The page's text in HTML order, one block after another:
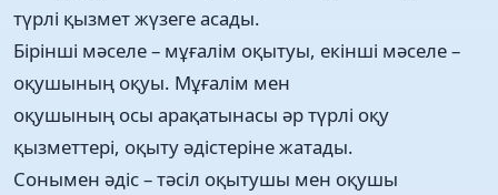
түрлі қызмет жүзеге асады.
Бірінші мәселе – мұғалім оқытуы, екінші мәселе –
оқушының оқуы. Мұғалім мен
оқушының осы арақатынасы әр түрлі оқу
қызметтері, оқыту әдістеріне жатады.
Сонымен әдіс – тәсіл оқытушы мен оқушы